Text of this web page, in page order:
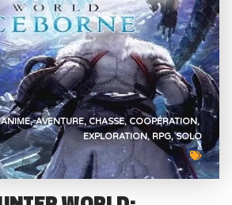
ANIME AVENTURE CHASSE COOPÉRATION
EXPLORATION RPG SOLO